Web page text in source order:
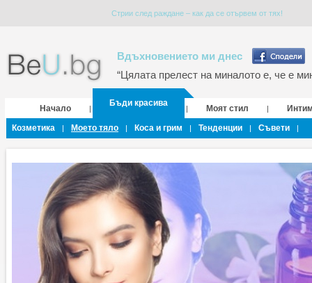
Стрии след раждане – как да се отървем от тях!
Вдъхновението ми днес
“Цялата прелест на миналото е, че е
Начало |
Бъди красива
| Моят стил |
Козметика
| Моето тяло | Коса и грим | Тенденции | Съвети |